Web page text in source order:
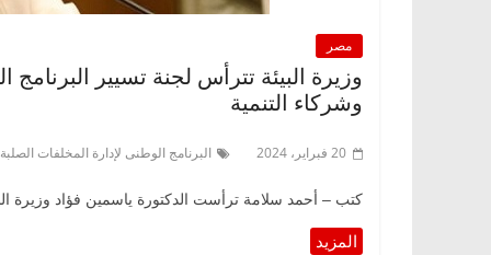
مصر
وشركاء التنمية
20 فبراير، 2024 البرنامج الوطنى لإدارة المخلفات الصلبة
كتب – أحمد سلامة ترأست الدكتورة ياسمين فؤاد وزيرة